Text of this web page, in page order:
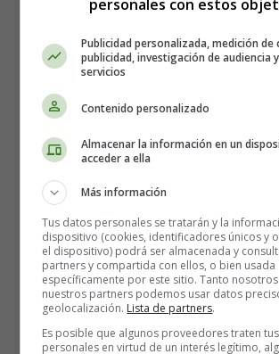
Stories in English -
Short Stories and Tales for
was an important lumber company to
accepted the job without a second
arms.
On the first day of work in the woods, he
strength into it and cut down many trees.
day, he put in just as much effort and
result was disappointing: he only
personales con estos
Publicidad personalizada, medición de
publicidad, investigación de audiencia
servicios
Contenido personalizado
Almacenar la información en un
acceder a ella
Más información
Tus datos personales se tratarán y la
dispositivo (cookies, identificadores únicos y
el dispositivo) podrá ser almacenada y
partners y compartida con ellos, o bien usada
específicamente por este sitio. Tanto
nuestros partners podemos usar datos
geolocalización. Lista de partners.
Es posible que algunos proveedores traten
personales en virtud de un interés legítimo,